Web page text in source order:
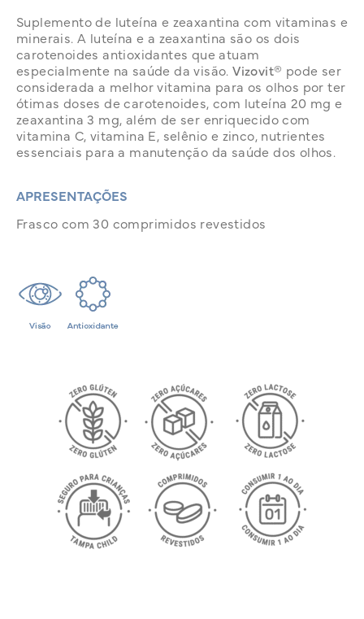
Suplemento de luteína e zeaxantina com vitaminas e
minerais. A luteína e a zeaxantina são os dois
carotenoides antioxidantes que atuam
especialmente na saúde da visão.Vizovit® pode ser
considerada a melhor vitamina para os olhos por ter
ótimas doses de carotenoides, com luteína 20 mg e
zeaxantina 3 mg, além de ser enriquecido com
vitamina C, vitamina E, selênio e zinco, nutrientes
essenciais para a manutenção da saúde dos olhos.
APRESENTAÇÕES
Frasco com 30 comprimidos revestidos